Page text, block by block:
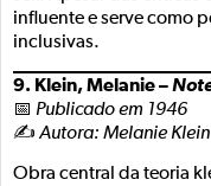
influente e serve como
inclusivas.
9. Klein, Melanie –
📅 Publicado em 1946
✍️ Autora: Melanie Klein
Obra central da teoria